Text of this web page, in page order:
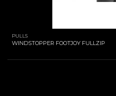
PULLS
WINDSTOPPER FOOTJOY FULLZIP